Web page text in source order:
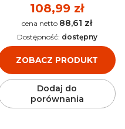
Cena
108,99 zł
Cena 88,61 zł
ZOBACZ PRODUKT
Dostępność: dostępny
Dodaj do
porównania